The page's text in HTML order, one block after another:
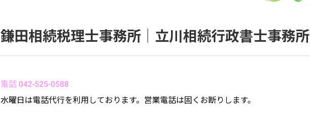
鎌田相続税理士事務所｜立川相続行政書士事務所
電話 042-525-0588
水曜日は電話代行を利用しております。営業電話は固くお断りします。